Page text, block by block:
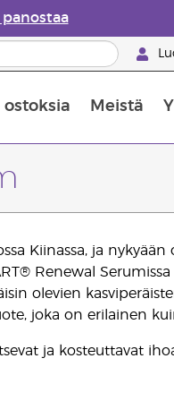
ostoksia Meistä
Kiinassa, ja
Renewal
olevien
joka on erilainen
ja kosteuttavat